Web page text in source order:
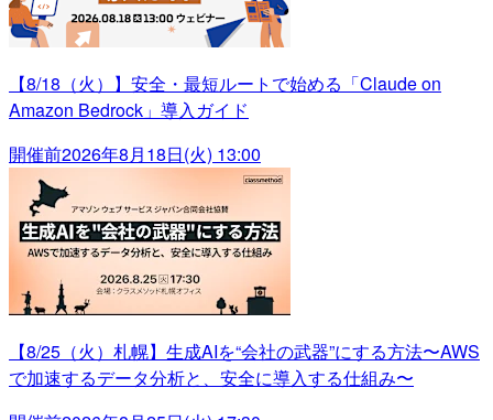
【8/18（火）】安全・最短ルートで始める「Claude on
Amazon Bedrock」導入ガイド
開催前2026年8月18日(火) 13:00
【8/25（火）札幌】生成AIを“会社の武器”にする方法〜AWS
で加速するデータ分析と、安全に導入する仕組み〜